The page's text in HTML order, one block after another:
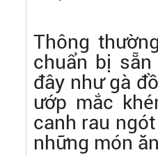
Thông
chuẩn bị
đây như gà
ướp mắc
canh rau
những món